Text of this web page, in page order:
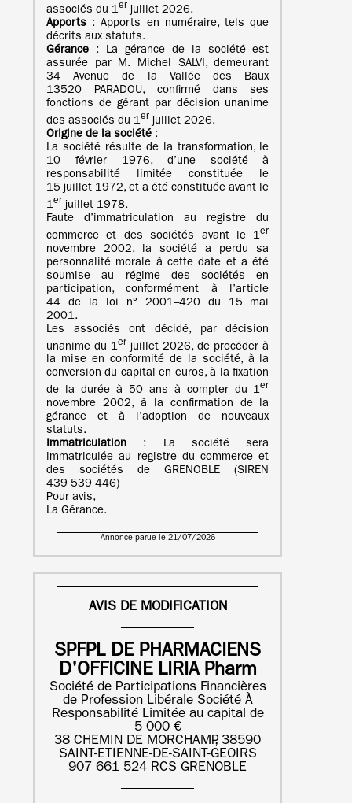
associés du 1er
juillet 2026.
Apports : Apports en numéraire, tels que
décrits aux statuts.
Gérance : La gérance de la société est
assurée par M. Michel SALVI, demeurant
34 Avenue de la Vallée des Baux
13520 PARADOU, confirmé dans ses
fonctions de gérant par décision unanime
des associés du 1er
juillet 2026.
Origine de la société :
La société résulte de la transformation, le
10 février 1976, d’une société à
responsabilité limitée constituée le
15 juillet 1972, et a été constituée avant le
1er juillet 1978.
Faute d’immatriculation au registre du
commerce et des sociétés avant le 1er
novembre 2002, la société a perdu sa
personnalité morale à cette date et a été
soumise au régime des sociétés en
participation, conformément à l’article
44 de la loi n° 2001–420 du 15 mai
2001.
Les associés ont décidé, par décision
unanime du 1er juillet 2026, de procéder à
la mise en conformité de la société, à la
conversion du capital en euros, à la fixation
de la durée à 50 ans à compter du 1er
novembre 2002, à la confirmation de la
gérance et à l’adoption de nouveaux
statuts.
Immatriculation : La société sera
immatriculée au registre du commerce et
des sociétés de GRENOBLE (SIREN
439 539 446)
Pour avis,
La Gérance.
Annonce parue le 21/07/2026
AVIS DE MODIFICATION
SPFPL DE PHARMACIENS
D'OFFICINE LIRIA Pharm
Société de Participations Financières
de Profession Libérale Société À
Responsabilité Limitée au capital de
5 000 €
38 CHEMIN DE MORCHAMP, 38590
SAINT-ETIENNE-DE-SAINT-GEOIRS
907 661 524 RCS GRENOBLE